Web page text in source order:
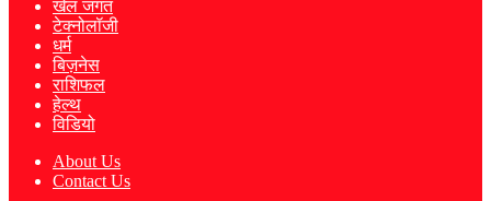
खेल जगत
टेक्नोलॉजी
धर्म
बिज़नेस
राशिफल
हेल्थ
विडियो
About Us
Contact Us